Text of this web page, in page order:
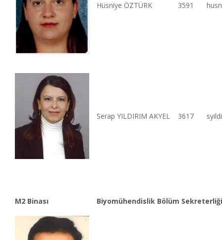
Hüsniye ÖZTÜRK 3591
Serap YILDIRIM AKYEL 3617
M2 Binası Biyomühendislik Bölüm Sekreterliği